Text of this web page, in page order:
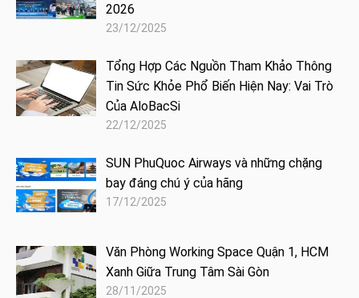
2026
23/12/2025
Tổng Hợp Các Nguồn Tham Khảo Thông
Tin Sức Khỏe Phổ Biến Hiện Nay: Vai Trò
Của AloBacSi
22/12/2025
SUN PhuQuoc Airways và những chặng
bay đáng chú ý của hãng
17/12/2025
Văn Phòng Working Space Quận 1, HCM
Xanh Giữa Trung Tâm Sài Gòn
28/11/2025